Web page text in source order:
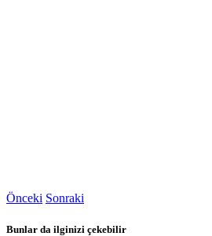
Önceki Sonraki
Bunlar da ilginizi çekebilir